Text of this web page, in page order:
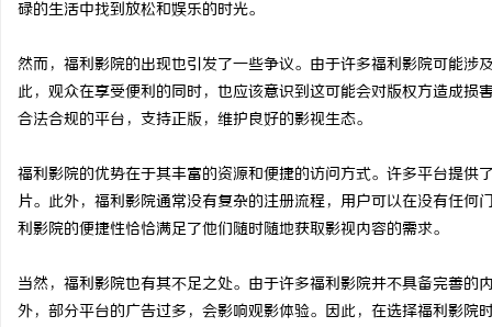
碌的生活中找到放松和娱乐的时光。
然而，福利影院的出现也引发了一些争议。由于许多福利影院可能
此，观众在享受便利的同时，也应该意识到这可能会对版权方造成
合法合规的平台，支持正版，维护良好的影视生态。
福利影院的优势在于其丰富的资源和便捷的访问方式。许多平台提
片。此外，福利影院通常没有复杂的注册流程，用户可以在没有任
利影院的便捷性恰恰满足了他们随时随地获取影视内容的需求。
当然，福利影院也有其不足之处。由于许多福利影院并不具备完善
外，部分平台的广告过多，会影响观影体验。因此，在选择福利影